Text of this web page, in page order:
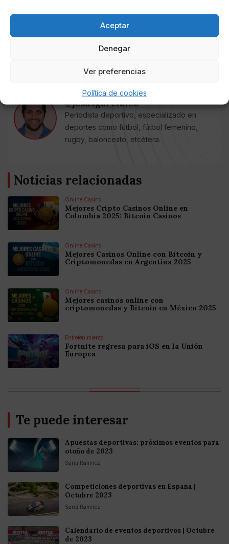
Aceptar
Denegar
Ver preferencias
Política de cookies
-Estadio:
Ciutat de Valencia. Asistencia: 21.520
AUTOR
@jesusgarcialeo
Periodista deportivo, especializado en
deportes como fútbol, fútbol femenino,
rugby, baloncesto, etcétera
Noticias relacionadas
Online Casino
Mejores Cripto Casinos Online en
Colombia 2025: Bitcoin Casinos
Online Casino
Mejores Casinos Online con Bitcoin y
Criptomonedas en Argentina 2025
Online Casino
Mejores casinos online con
criptomonedas y Bitcoin en México 2025
Entretenimiento
Fortnite regresa para iOS en la Unión
Europea
Te puede interesar
Apuestas deportivas: próximos eventos para
otoño de 2023
Santi Ramirez
Competiciones deportivas en España |
Octubre 2023
Santi Ramirez
Calendario de eventos deportivos | Octubre
de 2023